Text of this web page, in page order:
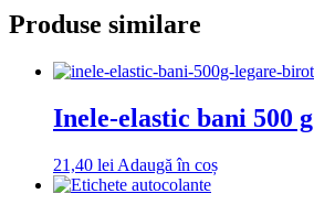
Produse similare
Inele-elastic bani 500 g
21,40 lei Adaugă în coș